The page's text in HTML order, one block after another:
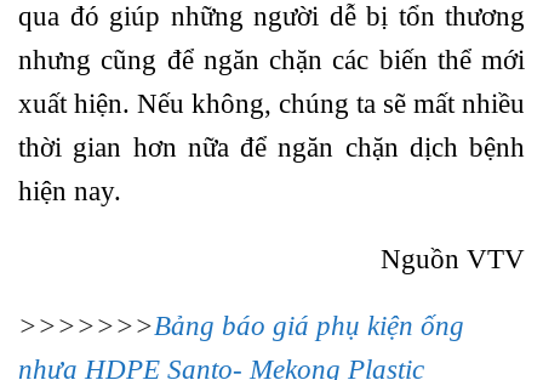
qua đó giúp những người dễ bị tổn thương
nhưng cũng để ngăn chặn các biến thể mới
xuất hiện. Nếu không, chúng ta sẽ mất nhiều
thời gian hơn nữa để ngăn chặn dịch bệnh
hiện nay.
Nguồn VTV
>>>>>>>Bảng báo giá phụ kiện ống
nhựa HDPE Santo- Mekong Plastic